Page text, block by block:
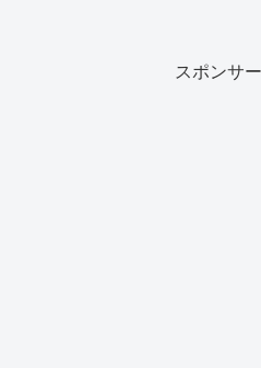
スポンサ